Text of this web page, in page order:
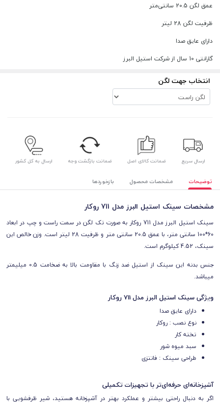
عمق لگن 20.5 سانتی‌متر
ظرفیت لگن 28 لیتر
دارای عایق صدا
گارانتی 10 سال از شرکت استیل البرز
انتخاب جهت لگن
ارسال سریع ضمانت کالای اصل ضمانت بازگشت وجه ارسال به کل کشور
توضیحات مشخصات محصول بازخوردها
مشخصات سینک استیل البرز مدل 711 روکار
سینک استیل البرز مدل 711 روکار به صورت تک لگن در سمت راست و چپ در ابعاد
60*100 سانتی متر، با عمق 20.5 سانتی‌ متر و ظرفیت 28 لیتر است. وزن خالص این
سینک، 4.52 کیلوگرم است.
جنس بدنه این سینک از استیل ضد زنگ با مقاومت بالا به ضخامت 0.5 میلیمتر
میباشد.
ویژگی سینک استیل البرز مدل 711 روکار
دارای عایق صدا
نوع نصب : روکار
تخته کار
سبد میوه شور
طراحی سینک : فانتزی
آشپزخانه‌ای حرفه‌ای‌تر با تجهیزات تکمیلی
اگر به دنبال راحتی بیشتر و عملکرد بهتر در آشپزخانه هستید، شیر ظرفشویی با